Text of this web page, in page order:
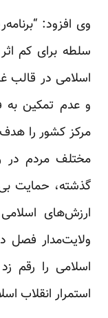
وی افزود:
سلطه برای کم‌‌
اسلامی در قالب
مرکز کشور را هدف
گذشته، حمایت
ارزش‌های
ولایت‌مدار فصل
اسلامی را رقم
استمرار انقلاب